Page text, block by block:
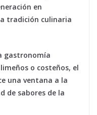
en
tradición culinaria
gastronomía
o costeños, el
una ventana a la
de sabores de la